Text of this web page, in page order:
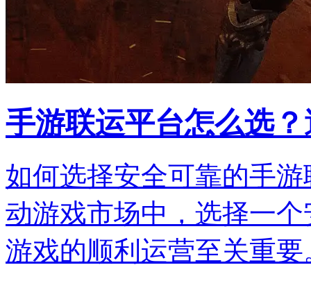
手游联运平台怎么选
如何选择安全可靠的手
动游戏市场中，选择一
游戏的顺利运营至关重